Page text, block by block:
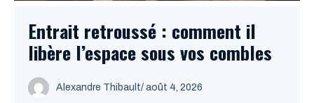
Entrait retroussé : comment il
libère l’espace sous vos combles
Alexandre Thibault/ août 4, 2026